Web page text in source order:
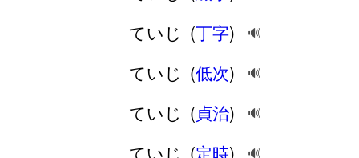
ていじ (丁字) 🔊
ていじ (低次) 🔊
ていじ (貞治) 🔊
ていじ (定時) 🔊